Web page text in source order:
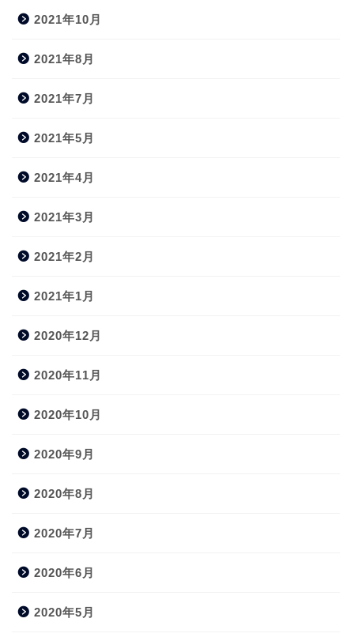
2021年10月
2021年8月
2021年7月
2021年5月
2021年4月
2021年3月
2021年2月
2021年1月
2020年12月
2020年11月
2020年10月
2020年9月
2020年8月
2020年7月
2020年6月
2020年5月